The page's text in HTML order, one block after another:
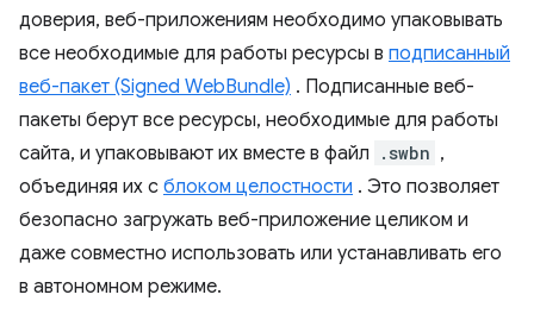
доверия, веб-приложениям необходимо упаковывать
все необходимые для работы ресурсы в подписанный
веб-пакет (Signed WebBundle) . Подписанные веб-
пакеты берут все ресурсы, необходимые для работы
сайта, и упаковывают их вместе в файл
.swbn ,
объединяя их с блоком целостности . Это позволяет
безопасно загружать веб-приложение целиком и
даже совместно использовать или устанавливать его
в автономном режиме.